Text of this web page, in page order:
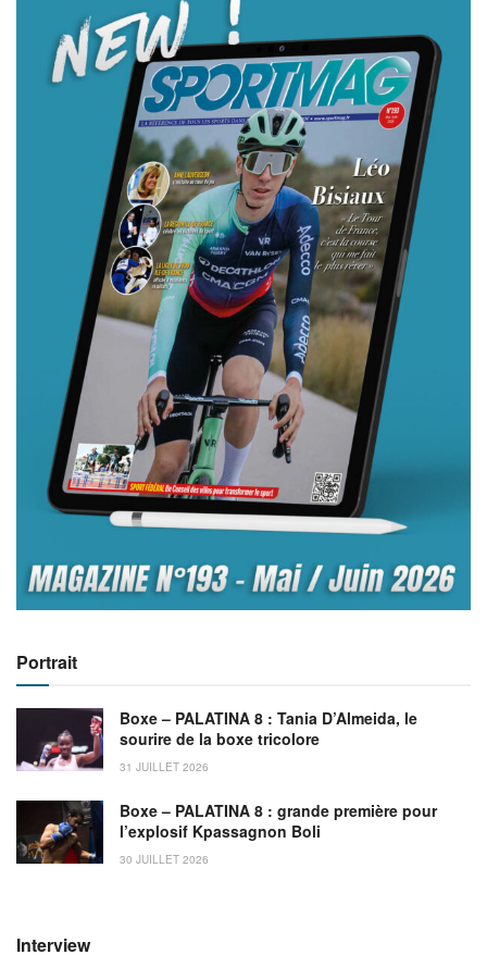
Portrait
Boxe – PALATINA 8 : Tania D’Almeida, le
sourire de la boxe tricolore
31 JUILLET 2026
Boxe – PALATINA 8 : grande première pour
l’explosif Kpassagnon Boli
30 JUILLET 2026
Interview